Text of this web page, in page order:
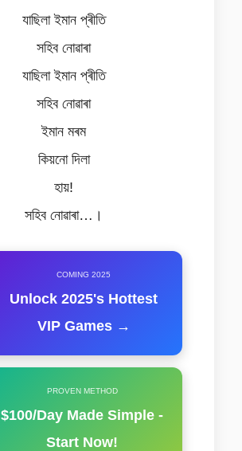
যাছিলা ইমান প্ৰীতি
সহিব নোৱাৰা
যাছিলা ইমান প্ৰীতি
সহিব নোৱাৰা
ইমান মৰম
কিয়নো দিলা
হায়!
সহিব নোৱাৰা…।
COMING 2025
Unlock 2025's Hottest
VIP Games →
PROVEN METHOD
$100/Day Made Simple -
Start Now!